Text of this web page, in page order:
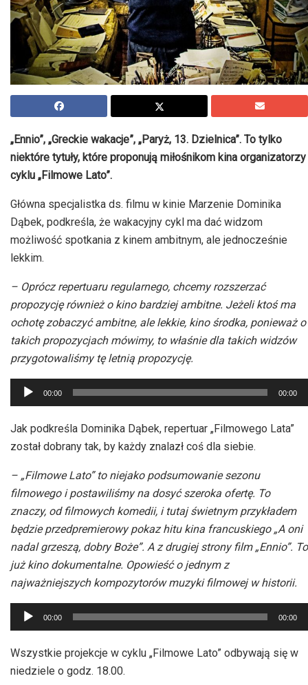
„Ennio”, „Greckie wakacje”, „Paryż, 13. Dzielnica”. To tylko
niektóre tytuły, które proponują miłośnikom kina organizatorzy
cyklu „Filmowe Lato”.
Główna specjalistka ds. filmu w kinie Marzenie Dominika
Dąbek, podkreśla, że wakacyjny cykl ma dać widzom
możliwość spotkania z kinem ambitnym, ale jednocześnie
lekkim.
– Oprócz repertuaru regularnego, chcemy rozszerzać
propozycję również o kino bardziej ambitne. Jeżeli ktoś ma
ochotę zobaczyć ambitne, ale lekkie, kino środka, ponieważ o
takich propozycjach mówimy, to właśnie dla takich widzów
przygotowaliśmy tę letnią propozycję.
Odtwarzacz
plików
dźwiękowych
00:00 00:00
Jak podkreśla Dominika Dąbek, repertuar „Filmowego Lata”
został dobrany tak, by każdy znalazł coś dla siebie.
– „Filmowe Lato” to niejako podsumowanie sezonu
filmowego i postawiliśmy na dosyć szeroka ofertę. To
znaczy, od filmowych komedii, i tutaj świetnym przykładem
będzie przedpremierowy pokaz hitu kina francuskiego „A oni
nadal grzeszą, dobry Boże”. A z drugiej strony film „Ennio”. To
już kino dokumentalne. Opowieść o jednym z
najważniejszych kompozytorów muzyki filmowej w historii.
Odtwarzacz
plików
dźwiękowych
00:00 00:00
Wszystkie projekcje w cyklu „Filmowe Lato” odbywają się w
niedziele o godz. 18.00.